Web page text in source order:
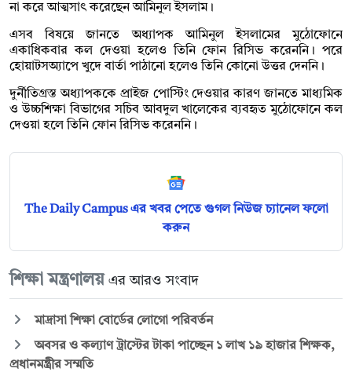
না করে আত্মসাৎ করেছেন আমিনুল ইসলাম।
এসব বিষয়ে জানতে অধ্যাপক আমিনুল ইসলামের মুঠোফোনে
একাধিকবার কল দেওয়া হলেও তিনি ফোন রিসিভ করেননি। পরে
হোয়াটসঅ্যাপে খুদে বার্তা পাঠানো হলেও তিনি কোনো উত্তর দেননি।
দুর্নীতিগ্রস্ত অধ্যাপককে প্রাইজ পোস্টিং দেওয়ার কারণ জানতে মাধ্যমিক
ও উচ্চশিক্ষা বিভাগের সচিব আবদুল খালেকের ব্যবহৃত মুঠোফোনে কল
দেওয়া হলে তিনি ফোন রিসিভ করেননি।
The Daily Campus এর খবর পেতে গুগল নিউজ চ্যানেল ফলো
করুন
শিক্ষা মন্ত্রণালয় এর আরও সংবাদ
মাদ্রাসা শিক্ষা বোর্ডের লোগো পরিবর্তন
অবসর ও কল্যাণ ট্রাস্টের টাকা পাচ্ছেন ১ লাখ ১৯ হাজার শিক্ষক,
প্রধানমন্ত্রীর সম্মতি